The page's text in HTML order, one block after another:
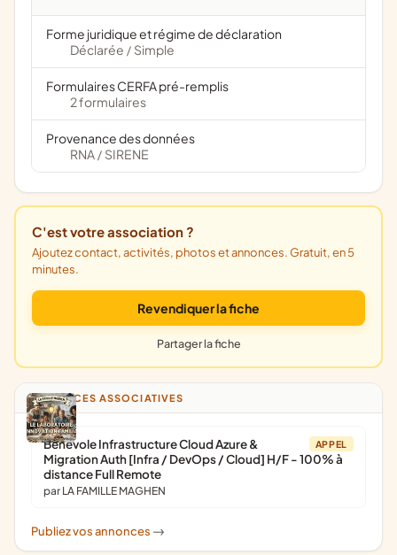
Forme juridique et régime de déclaration
Déclarée / Simple
Formulaires CERFA pré-remplis
2 formulaires
Provenance des données
RNA / SIRENE
C'est votre association ?
Ajoutez contact, activités, photos et annonces. Gratuit, en 5
minutes.
Revendiquer la fiche
Partager la fiche
ANNONCES ASSOCIATIVES
APPEL
Bénévole Infrastructure Cloud Azure &
Migration Auth [Infra / DevOps / Cloud] H/F - 100% à
distance Full Remote
par LA FAMILLE MAGHEN
Publiez vos annonces ->